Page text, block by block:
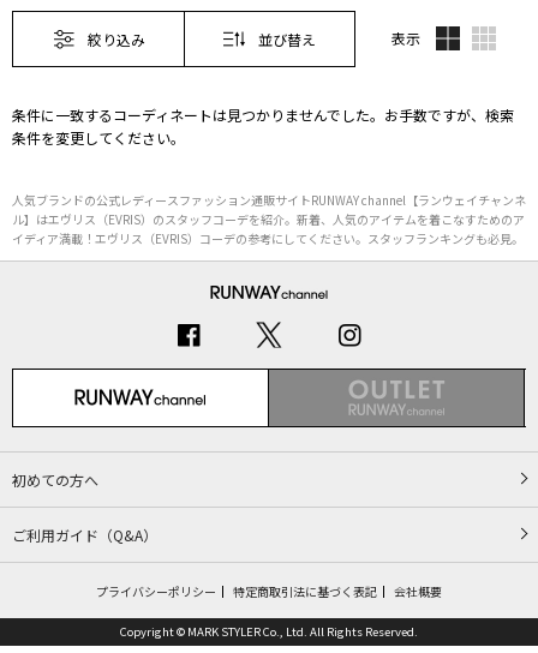
絞り込み 並び替え 表示
条件に一致するコーディネートは見つかりませんでした。お手数ですが、検索
条件を変更してください。
人気ブランドの公式レディースファッション通販サイトRUNWAY channel【ランウェイチャンネ
ル】はエヴリス（EVRIS）のスタッフコーデを紹介。新着、人気のアイテムを着こなすためのア
イディア満載！エヴリス（EVRIS）コーデの参考にしてください。スタッフランキングも必見。
初めての方へ
ご利用ガイド（Q&A）
プライバシーポリシー 特定商取引法に基づく表記 会社概要
Copyright © MARK STYLER Co., Ltd. All Rights Reserved.